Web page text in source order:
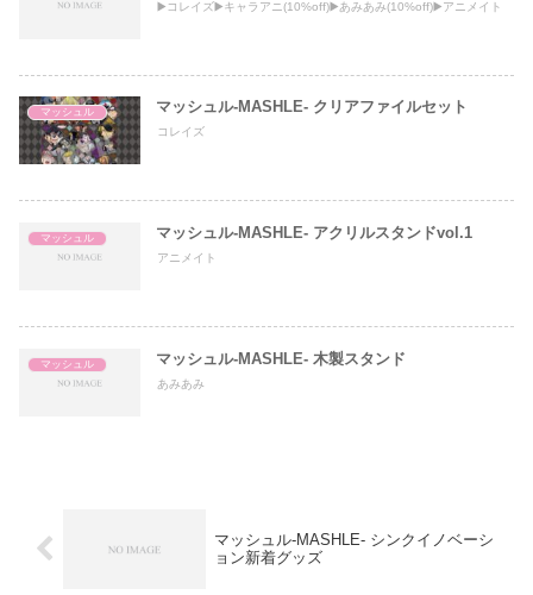
▶️コレイズ▶️キャラアニ(10%off)▶️あみあみ(10%off)▶️アニメイト
マッシュル マッシュル-MASHLE- クリアファイルセット
コレイズ
マッシュル マッシュル-MASHLE- アクリルスタンドvol.1
アニメイト
マッシュル マッシュル-MASHLE- 木製スタンド
あみあみ
マッシュル-MASHLE- シンクイノベーシ
ョン新着グッズ